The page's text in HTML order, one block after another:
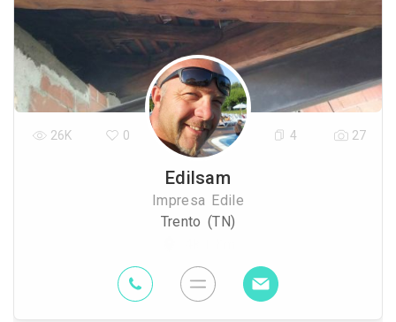
Edilsam
Impresa Edile
Trento (TN)
26K 0 4 27